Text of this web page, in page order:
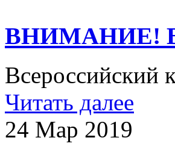
ВНИМАНИЕ!
Всероссийский
Читать далее
24 Мар 2019